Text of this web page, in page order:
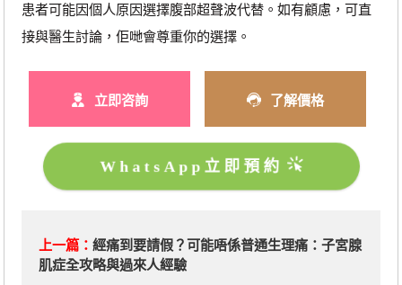
患者可能因個人原因選擇腹部超聲波代替。如有顧慮，可直
接與醫生討論，佢哋會尊重你的選擇。
立即咨詢 了解價格
WhatsApp立即預約
上一篇： 經痛到要請假？可能唔係普通生理痛：子宮腺
肌症全攻略與過來人經驗